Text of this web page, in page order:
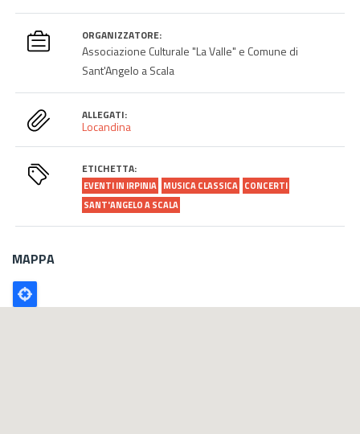
ORGANIZZATORE:
Associazione Culturale "La Valle" e Comune di
Sant'Angelo a Scala
ALLEGATI:
Locandina
ETICHETTA:
EVENTI IN IRPINIA MUSICA CLASSICA CONCERTI
SANT'ANGELO A SCALA
MAPPA
Poligono
GEO